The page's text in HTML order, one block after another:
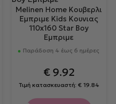
Melinen Home Κουβερλι
Εμπριμε Kids Κουνιας
110x160 Star Boy
Εμπριμε
Παράδοση 4 έως 6 ημέρες
€9.92
Τιμή κατασκευαστή: € 19.84